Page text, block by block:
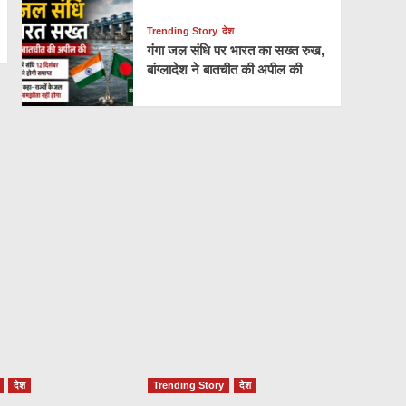
Trending Story देश
गंगा जल संधि पर भारत का सख्त रुख,
बांग्लादेश ने बातचीत की अपील की
देश Trending Story देश